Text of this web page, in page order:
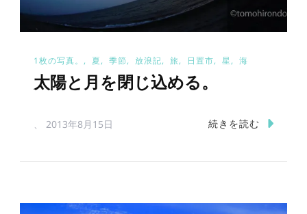
1枚の写真。 夏 季節 放浪記 旅 日置市 星 海
太陽と月を閉じ込める。
2013年8月15日 続きを読む